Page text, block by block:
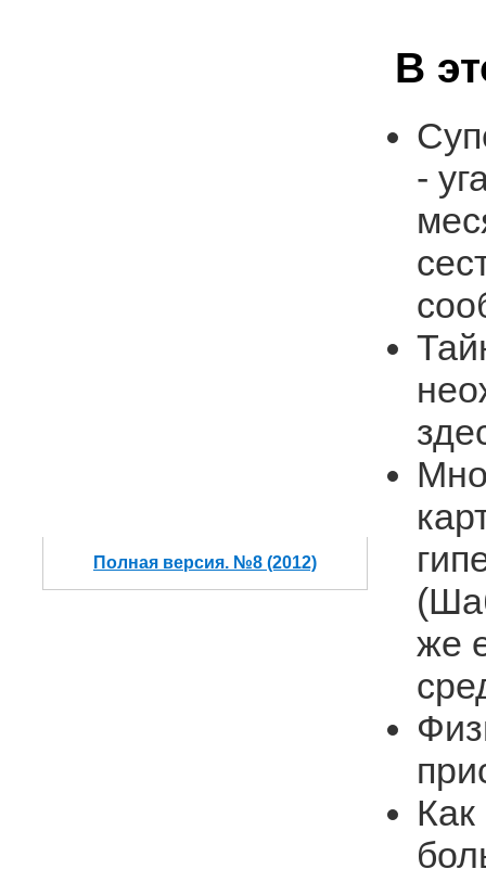
Полная версия. №8 (2012)
В
-
же